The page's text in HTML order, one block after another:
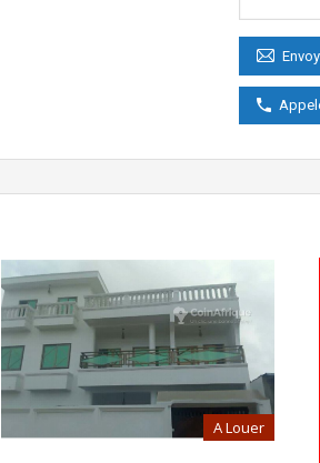
A Louer